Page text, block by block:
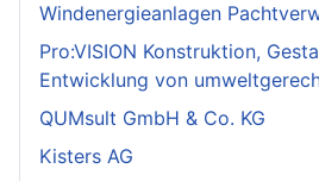
Windenergieanlagen
Pro:VISION Konstruktion,
Entwicklung von
QUMsult GmbH & Co. KG
Kisters AG